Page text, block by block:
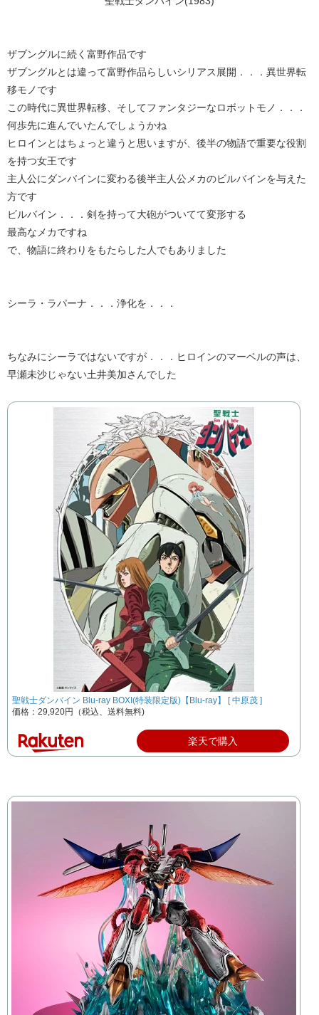
ザブングルに続く富野作品です
ザブングルとは違って富野作品らしいシリアス展開．．．異世界転
移モノです
この時代に異世界転移、そしてファンタジーなロボットモノ．．．
何歩先に進んでいたんでしょうかね
ヒロインとはちょっと違うと思いますが、後半の物語で重要な役割
を持つ女王です
主人公にダンバインに変わる後半主人公メカのビルバインを与えた
方です
ビルバイン．．．剣を持って大砲がついてて変形する
最高なメカですね
で、物語に終わりをもたらした人でもありました
シーラ・ラパーナ．．．浄化を．．．
ちなみにシーラではないですが．．．ヒロインのマーベルの声は、
早瀬未沙じゃない土井美加さんでした
聖戦士ダンバイン Blu-ray BOXI(特装限定版)【Blu-ray】 [ 中原茂 ]
価格：29,920円（税込、送料無料)
楽天で購入